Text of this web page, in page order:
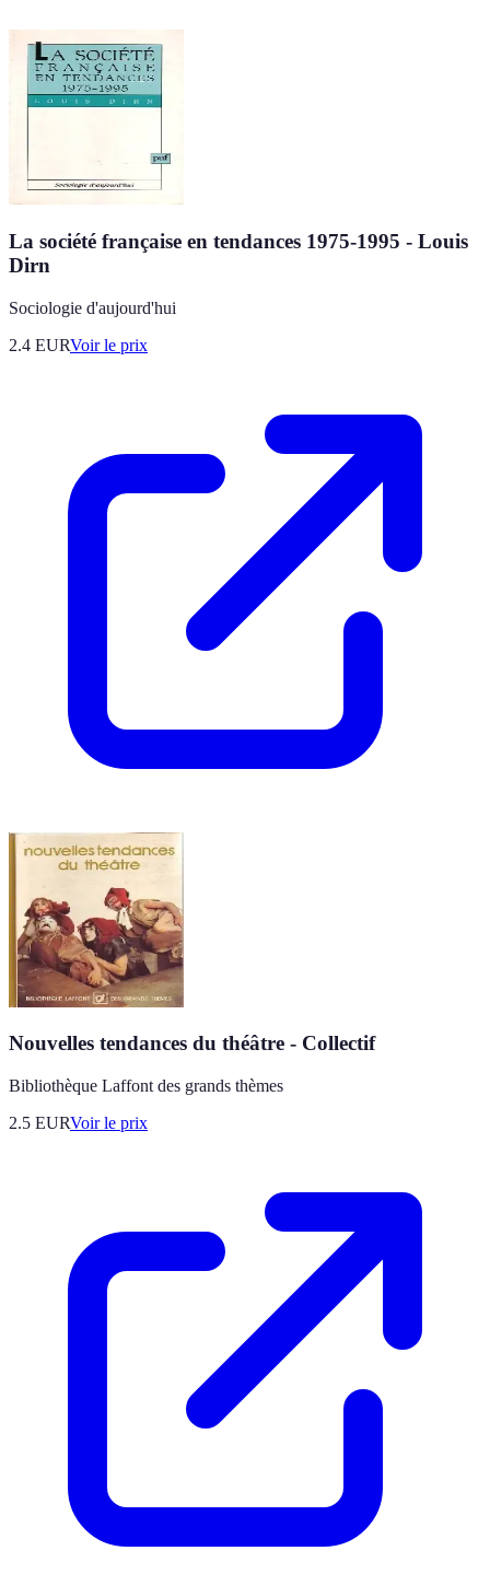
La société française en tendances 1975-1995 - Louis
Dirn
Sociologie d'aujourd'hui
2.4 EURVoir le prix
Nouvelles tendances du théâtre - Collectif
Bibliothèque Laffont des grands thèmes
2.5 EURVoir le prix